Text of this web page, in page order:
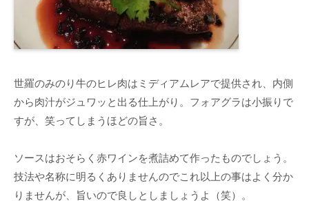
世羅のみのり牛のヒレ肉はミディアムレアで提供され、内側
から肉汁がジュワッと出る仕上がり。フォアグラは小振りで
すが、笑ってしまうほどの旨さ。
ソースはおそらく赤ワインを煮詰めて作ったものでしょう。
技法や名称に明るくありませんのでこれ以上の事はよく分か
りませんが、旨いので良しとしましょうよ（笑）。